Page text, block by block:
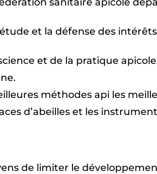
et la défense des
et de la pratique
méthodes api les
d’abeilles et les
de limiter le